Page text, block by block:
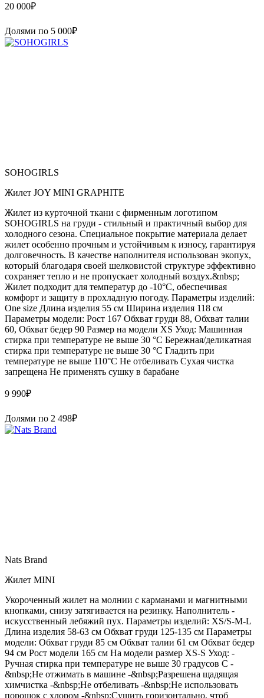
20 000₽
Долями по 5 000₽
SOHOGIRLS
Жилет JOY MINI GRAPHITE
Жилет из курточной ткани с фирменным логотипом
SOHOGIRLS на груди - стильный и практичный выбор для
холодного сезона. Специальное покрытие материала делает
жилет особенно прочным и устойчивым к износу, гарантируя
долговечность. В качестве наполнителя использован экопух,
который благодаря своей шелковистой структуре эффективно
сохраняет тепло и не пропускает холодный воздух.&nbsp;
Жилет подходит для температур до -10°C, обеспечивая
комфорт и защиту в прохладную погоду. Параметры изделий:
One size Длина изделия 55 см Ширина изделия 118 см
Параметры модели: Рост 167 Обхват груди 88, Обхват талии
60, Обхват бедер 90 Размер на модели XS Уход: Машинная
стирка при температуре не выше 30 °C Бережная/деликатная
стирка при температуре не выше 30 °C Гладить при
температуре не выше 110°C Не отбеливать Сухая чистка
запрещена Не применять сушку в барабане
9 990₽
Долями по 2 498₽
Nats Brand
Жилет MINI
Укороченный жилет на молнии с карманами и магнитными
кнопками, cнизу затягивается на резинку. Наполнитель -
искусственный лебяжий пух. Параметры изделий: XS/S-M-L
Длина изделия 58-63 см Обхват груди 125-135 см Параметры
модели: Обхват груди 85 см Обхват талии 61 см Обхват бедер
94 см Рост модели 165 см На модели размер XS-S Уход: -
Ручная стирка при температуре не выше 30 градусов С -
&nbsp;Не отжимать в машине -&nbsp;Разрешена щадящая
химчистка -&nbsp;Не отбеливать -&nbsp;Не использовать
порошок с хлором -&nbsp;Сушить горизонтально, чтоб